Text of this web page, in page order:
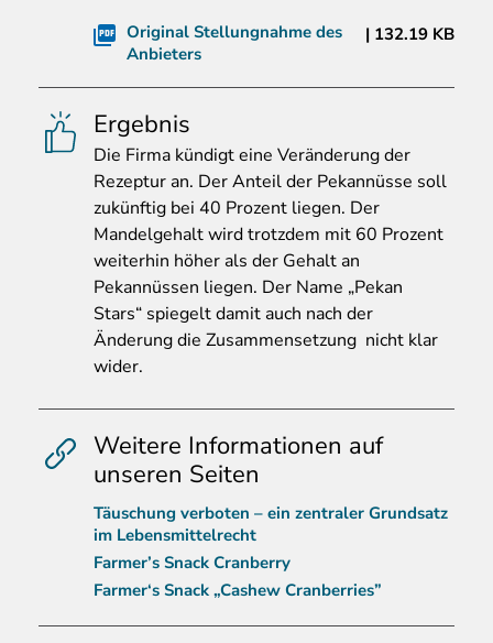
Original Stellungnahme des
Anbieters
132.19 KB
Ergebnis
Die Firma kündigt eine Veränderung der
Rezeptur an. Der Anteil der Pekannüsse soll
zukünftig bei 40 Prozent liegen. Der
Mandelgehalt wird trotzdem mit 60 Prozent
weiterhin höher als der Gehalt an
Pekannüssen liegen. Der Name „Pekan
Stars“ spiegelt damit auch nach der
Änderung die Zusammensetzung nicht klar
wider.
Weitere Informationen auf
unseren Seiten
Täuschung verboten – ein zentraler Grundsatz
im Lebensmittelrecht
Farmer’s Snack Cranberry
Farmer‘s Snack „Cashew Cranberries”